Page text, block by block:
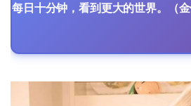
每日十分钟，看到更大的世界。（金